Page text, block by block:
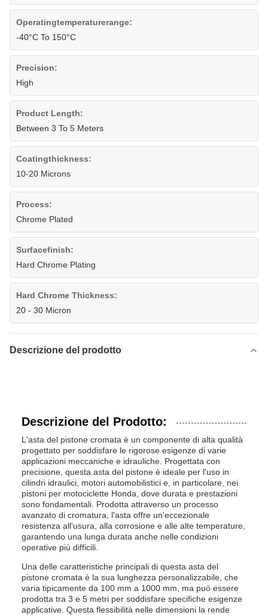
Operatingtemperaturerange:
-40°C To 150°C
Precision:
High
Product Length:
Between 3 To 5 Meters
Coatingthickness:
10-20 Microns
Process:
Chrome Plated
Surfacefinish:
Hard Chrome Plating
Hard Chrome Thickness:
20 - 30 Micron
Descrizione del prodotto
Descrizione del Prodotto:
L'asta del pistone cromata è un componente di alta qualità
progettato per soddisfare le rigorose esigenze di varie
applicazioni meccaniche e idrauliche. Progettata con
precisione, questa asta del pistone è ideale per l'uso in
cilindri idraulici, motori automobilistici e, in particolare, nei
pistoni per motociclette Honda, dove durata e prestazioni
sono fondamentali. Prodotta attraverso un processo
avanzato di cromatura, l'asta offre un'eccezionale
resistenza all'usura, alla corrosione e alle alte temperature,
garantendo una lunga durata anche nelle condizioni
operative più difficili.
Una delle caratteristiche principali di questa asta del
pistone cromata è la sua lunghezza personalizzabile, che
varia tipicamente da 100 mm a 1000 mm, ma può essere
prodotta tra 3 e 5 metri per soddisfare specifiche esigenze
applicative. Questa flessibilità nelle dimensioni la rende